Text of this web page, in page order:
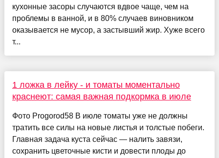
кухонные засоры случаются вдвое чаще, чем на
проблемы в ванной, и в 80% случаев виновником
оказывается не мусор, а застывший жир. Хуже всего
т...
1 ложка в лейку - и томаты моментально
краснеют: самая важная подкормка в июле
Фото Progorod58 В июле томаты уже не должны
тратить все силы на новые листья и толстые побеги.
Главная задача куста сейчас — налить завязи,
сохранить цветочные кисти и довести плоды до